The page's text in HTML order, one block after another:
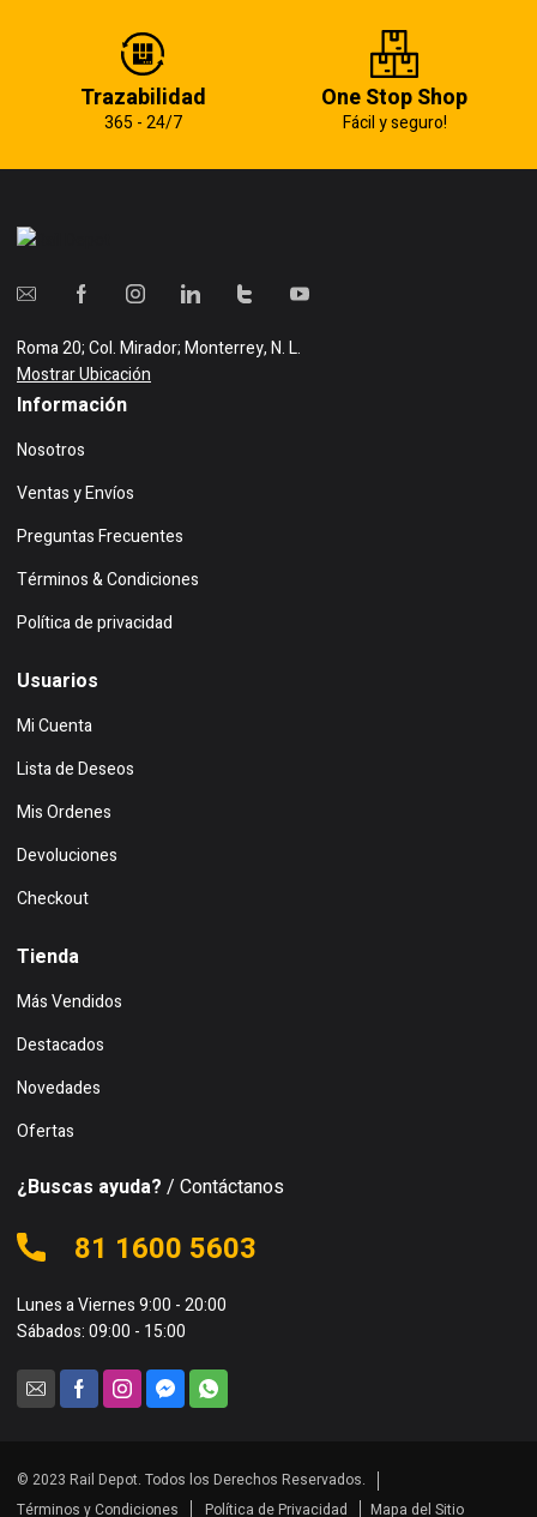
Trazabilidad
365 - 24/7
One Stop Shop
Fácil y seguro!
Roma 20; Col. Mirador; Monterrey, N. L.
Mostrar Ubicación
Información
Nosotros
Ventas y Envíos
Preguntas Frecuentes
Términos & Condiciones
Política de privacidad
Usuarios
Mi Cuenta
Lista de Deseos
Mis Ordenes
Devoluciones
Checkout
Tienda
Más Vendidos
Destacados
Novedades
Ofertas
¿Buscas ayuda? / Contáctanos
81 1600 5603
Lunes a Viernes 9:00 - 20:00
Sábados: 09:00 - 15:00
© 2023 Rail Depot. Todos los Derechos Reservados.
Términos y Condiciones
Política de Privacidad Mapa del Sitio